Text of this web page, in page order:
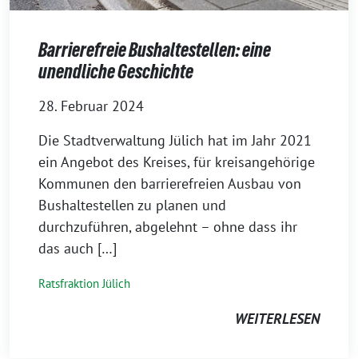
Barrierefreie Bushaltestellen: eine
unendliche Geschichte
28. Februar 2024
Die Stadtverwaltung Jülich hat im Jahr 2021
ein Angebot des Kreises, für kreisangehörige
Kommunen den barrierefreien Ausbau von
Bushaltestellen zu planen und
durchzuführen, abgelehnt – ohne dass ihr
das auch […]
Ratsfraktion Jülich
WEITERLESEN